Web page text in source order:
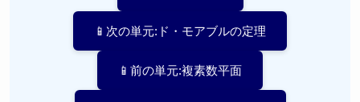
📱次の単元:ド・モアブルの定理
📱前の単元:複素数平面